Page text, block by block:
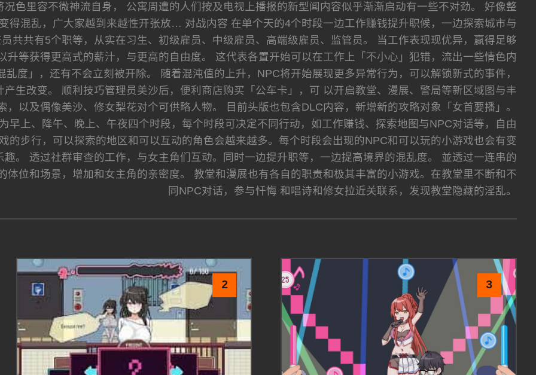
况色里容不微神流自身， 公寓周遭的人们按及电视上播报的新型闻内容似乎渐渐启动有一些不对劲。 好像整
得混乱，广大家越到来越性开张放… 对战内容 在单个天的4个时段一边工作赚钱提升职候，一边探索城市与
共共有5个职等，从实在习生、初级雇员、中级雇员、高端级雇员、监管员。 当工作表现现优异，赢得足够
升等获得更高式的薪汁，与更高的自由度。 这代表各置开始可以在工作上「不小心」犯错，流出一些情色内
乱度」，还有不会立刻被开除。 随着混沌值的上升，NPC将开始展现更多异常行为，可以解锁新式的事件，
产生改变。 顺利技巧管理员美沙后，便利商店购买「公车卡」，可 以开启教堂、漫展、警局等新区域图与丰
，以及偶像美沙、修女梨花对个可供略人物。 目前头版也包含DLC内容，新增新的攻略对象「女首要播」。
早上、降午、晚上、午夜四个时段，每个时段可决定不同行动，如工作赚钱、探索地图与NPC对话等，自由
的步行，可以探索的地区和可以互动的角色会越来越多。每个时段会出现的NPC和可以玩的小游戏也会有变
趣。 透过社群审查的工作，与女主角们互动。同时一边提升职等，一边提高境界的混乱度。 並透过一连串的
体位和场景，增加和女主角的亲密度。 教堂和漫展也有各自的职责和极其丰富的小游戏。在教堂里不断和不
同NPC对话，参与忏悔 和唱诗和修女拉近关联系，发现教堂隐藏的淫乱。
2 3